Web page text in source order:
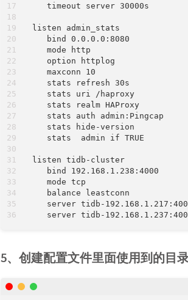
timeout server 30000s
listen admin_stats
bind 0.0.0.0:8080
mode http
option httplog
maxconn 10
stats refresh 30s
stats uri /haproxy
stats realm HAProxy
stats auth admin:Pingcap
stats hide-version
stats  admin if TRUE
listen tidb-cluster
bind 192.168.1.238:4000
mode tcp
balance leastconn
server tidb-192.168.1.217:4000
5、创建配置文件里面使用到的目